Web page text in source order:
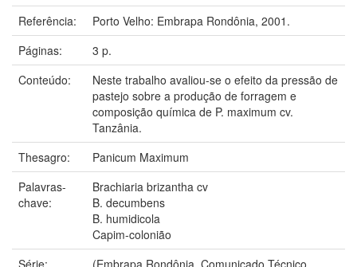
Referência:
Porto Velho: Embrapa Rondônia, 2001.
Páginas:
3 p.
Conteúdo:
Neste trabalho avaliou-se o efeito da pressão de
pastejo sobre a produção de forragem e
composição química de P. maximum cv.
Tanzânia.
Thesagro:
Panicum Maximum
Palavras-
chave:
Brachiaria brizantha cv
B. decumbens
B. humidicola
Capim-colonião
Série:
(Embrapa Rondônia. Comunicado Técnico,